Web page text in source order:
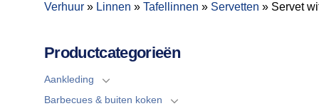
Verhuur » Linnen » Tafellinnen » Servetten » Servet
Productcategorieën
Aankleding
Barbecues & buiten koken